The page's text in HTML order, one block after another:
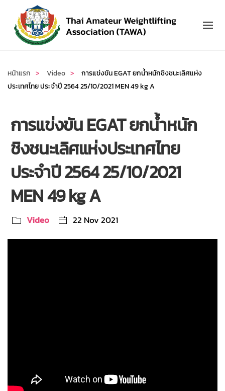
Skip to main content
หน้าแรก Video
การแข่งขัน EGAT ยกน้ำหนักชิงชนะเลิศแห่ง
ประเทศไทย ประจำปี 2564 25/10/2021 MEN 49 kg A
การแข่งขัน EGAT ยกน้ำหนัก
ชิงชนะเลิศแห่งประเทศไทย
ประจำปี 2564 25/10/2021
MEN 49 kg A
Video 22 Nov 2021